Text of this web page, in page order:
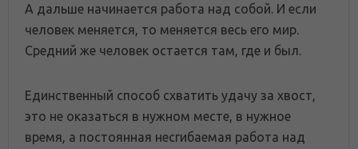
А дальше начинается работа над собой. И если
человек меняется, то меняется весь его мир.
Средний же человек остается там, где и был.
Единственный способ схватить удачу за хвост,
это не оказаться в нужном месте, в нужное
время, а постоянная несгибаемая работа над